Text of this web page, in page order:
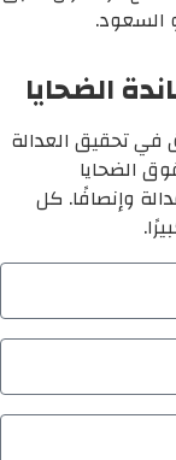
السعود.
الضحايا
في تحقيق العدالة
الضحايا
وإنصافًا. كل